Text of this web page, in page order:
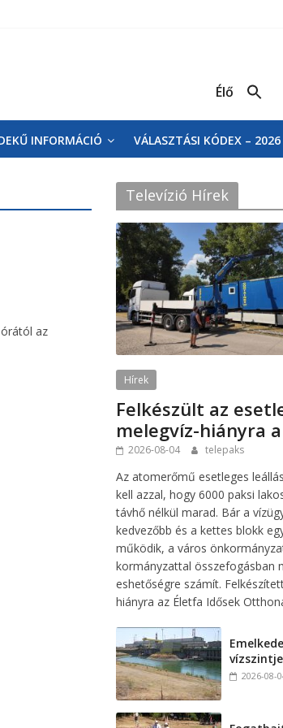
Élő
INFORMÁCIÓ VÁLASZTÁSI KÓDEX – 2026
az
Televízió Hírek
Hírek
Felkészült az
melegvíz-hiányra
2026-08-04 telepaks
Az atomerőmű esetleges
kell azzal, hogy 6000 paksi
távhő nélkül marad. Bár a
kedvezőbb és a kettes blokk
működik, a város
kormányzattal összefogásban
eshetőségre számít.
hiányra az Életfa Idősek
vízszintje
2026-08-